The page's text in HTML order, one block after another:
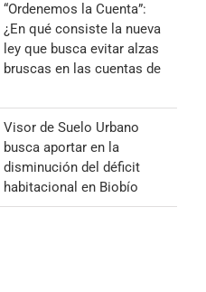
“Ordenemos la Cuenta”:
¿En qué consiste la nueva
ley que busca evitar alzas
bruscas en las cuentas de
Visor de Suelo Urbano
busca aportar en la
disminución del déficit
habitacional en Biobío